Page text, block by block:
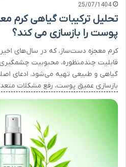
25/07/1404
تحلیل ترکیبات گیاهی کرم
پوست را بازسازی می کند؟
کرم معجزه دست‌ساز، که در سال‌های
قابلیت چندمنظوره، محبوبیت چشمگیری
گیاهی و طبیعی تهیه می‌شود. ادعای اصلی
بازسازی عمیق پوست، رفع مشکلات